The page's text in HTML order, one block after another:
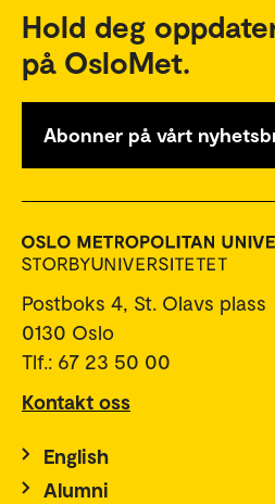
Hold deg
på OsloMet.
Abonner på vårt
Postboks 4, St. Olavs plass
0130 Oslo
Tlf.: 67 23 50 00
Kontakt oss
English
Alumni